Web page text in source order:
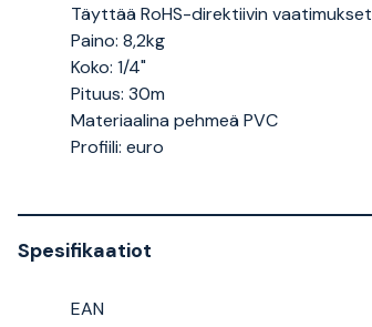
Täyttää RoHS-direktiivin vaatimukset
Paino: 8,2kg
Koko: 1/4"
Pituus: 30m
Materiaalina pehmeä PVC
Profiili: euro
Spesifikaatiot
EAN